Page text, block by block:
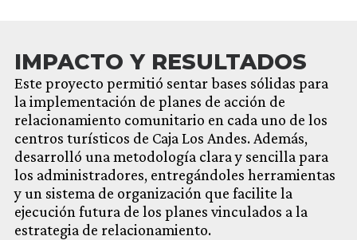
IMPACTO Y RESULTADOS
Este proyecto permitió sentar bases sólidas para
la implementación de planes de acción de
relacionamiento comunitario en cada uno de los
centros turísticos de Caja Los Andes. Además,
desarrolló una metodología clara y sencilla para
los administradores, entregándoles herramientas
y un sistema de organización que facilite la
ejecución futura de los planes vinculados a la
estrategia de relacionamiento.